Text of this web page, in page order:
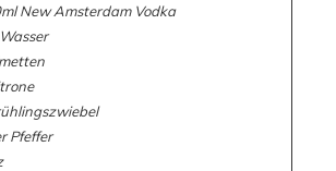
New Amsterdam Vodka
Pfeffer